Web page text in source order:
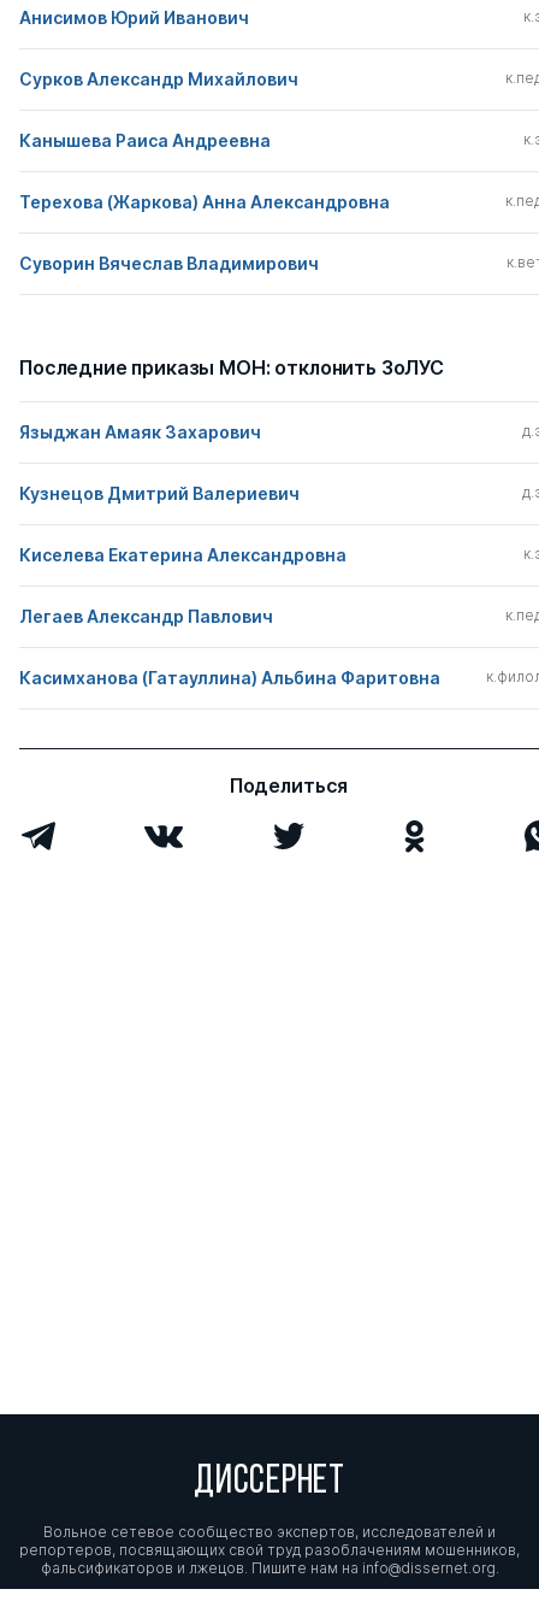
Анисимов Юрий Иванович
Сурков Александр Михайлович
Канышева Раиса Андреевна
Терехова (Жаркова) Анна Александровна
Суворин Вячеслав Владимирович
Последние приказы МОН: отклонить ЗоЛУС
Языджан Амаяк Захарович
Кузнецов Дмитрий Валериевич
Киселева Екатерина Александровна
Легаев Александр Павлович
Касимханова (Гатауллина) Альбина Фаритовна
Поделиться
ДИССЕРНЕТ
Вольное сетевое сообщество экспертов, исследователей и
репортеров, посвящающих свой труд разоблачениям мошенников,
фальсификаторов и лжецов. Пишите нам на info@dissernet.org.